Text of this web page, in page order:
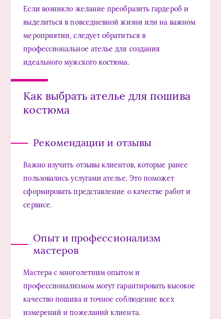
Если возникло желание преобразить гардероб и
выделиться в повседневной жизни или на важном
мероприятии, следует обратиться в
профессиональное ателье для создания
идеального мужского костюма.
Как выбрать ателье для пошива
костюма
Рекомендации и отзывы
Важно изучить отзывы клиентов, которые ранее
пользовались услугами ателье. Это поможет
сформировать представление о качестве работ и
сервисе.
Опыт и профессионализм
мастеров
Мастера с многолетним опытом и
профессионализмом могут гарантировать высокое
качество пошива и точное соблюдение всех
измерений и пожеланий клиента.